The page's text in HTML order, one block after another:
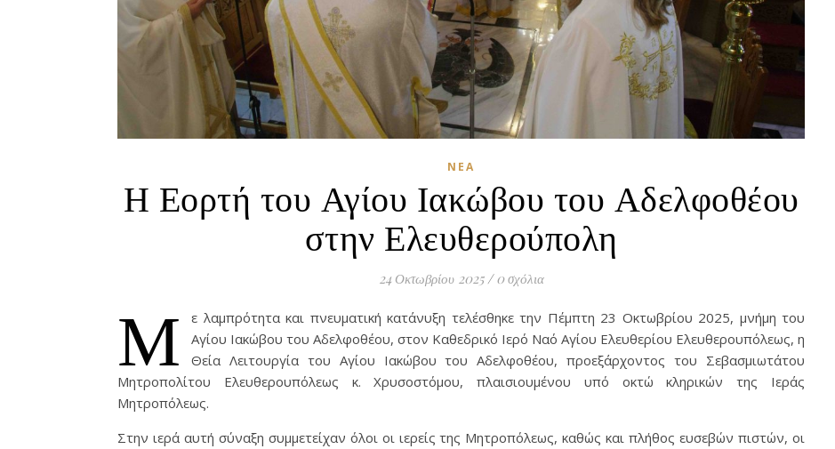
ΝΈΑ
Η Εορτή του Αγίου Ιακώβου του Αδελφοθέου
στην Ελευθερούπολη
24 Οκτωβρίου 2025 / 0 σχόλια
Μ
ε λαμπρότητα και πνευματική κατάνυξη τελέσθηκε την Πέμπτη 23 Οκτωβρίου 2025, μνήμη του
Αγίου Ιακώβου του Αδελφοθέου, στον Καθεδρικό Ιερό Ναό Αγίου Ελευθερίου Ελευθερουπόλεως, η
Θεία Λειτουργία του Αγίου Ιακώβου του Αδελφοθέου, προεξάρχοντος του Σεβασμιωτάτου
Μητροπολίτου Ελευθερουπόλεως κ. Χρυσοστόμου, πλαισιουμένου υπό οκτώ κληρικών της Ιεράς
Μητροπόλεως.
Στην ιερά αυτή σύναξη συμμετείχαν όλοι οι ιερείς της Μητροπόλεως, καθώς και πλήθος ευσεβών πιστών, οι